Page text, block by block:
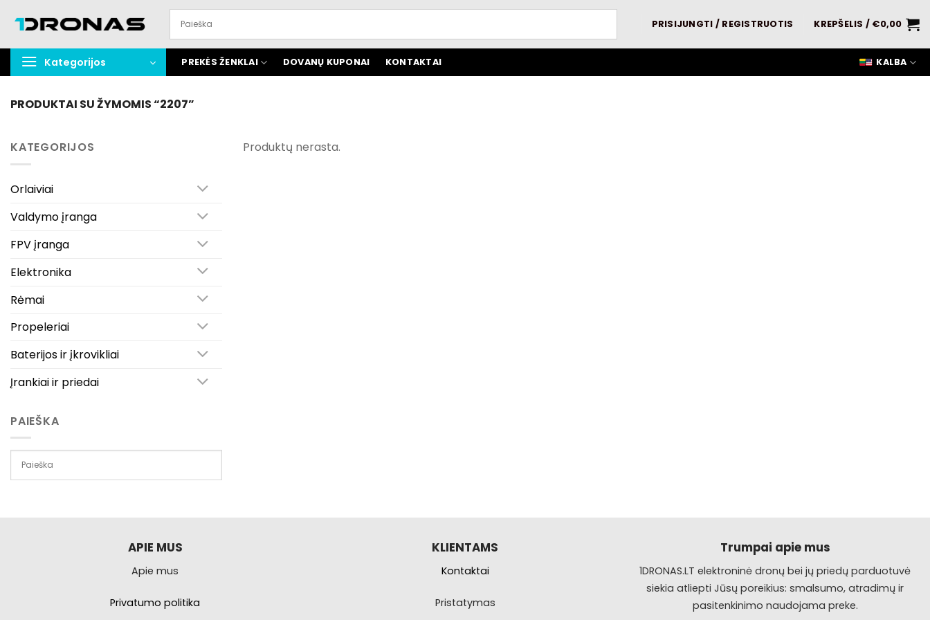
turinį
PRISIJUNGTI / REGISTRUOTIS KREPŠELIS / €0,00
Kategorijos PREKĖS ŽENKLAI DOVANŲ KUPONAI KONTAKTAI KALBA
PRODUKTAI SU ŽYMOMIS “2207”
KATEGORIJOS
Orlaiviai
Valdymo įranga
FPV įranga
Elektronika
Rėmai
Propeleriai
Baterijos ir įkrovikliai
Įrankiai ir priedai
PAIEŠKA
Produktų nerasta.
APIE MUS
Apie mus
Privatumo politika
KLIENTAMS
Kontaktai
Pristatymas
Trumpai apie mus
1DRONAS.LT elektroninė dronų bei jų priedų parduotuvė
siekia atliepti Jūsų poreikius: smalsumo, atradimų ir
pasitenkinimo naudojama preke.